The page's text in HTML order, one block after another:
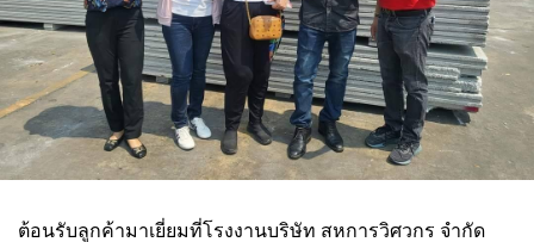
ต้อนรับลูกค้ามาเยี่ยมที่โรงงานบริษัท สหการวิศวกร จำกัด